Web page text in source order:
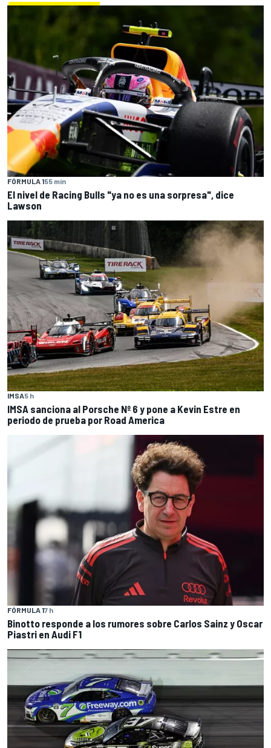
FÓRMULA 155 min
El nivel de Racing Bulls "ya no es una sorpresa", dice
Lawson
IMSA5 h
IMSA sanciona al Porsche Nº 6 y pone a Kevin Estre en
periodo de prueba por Road America
FÓRMULA 17 h
Binotto responde a los rumores sobre Carlos Sainz y Oscar
Piastri en Audi F1